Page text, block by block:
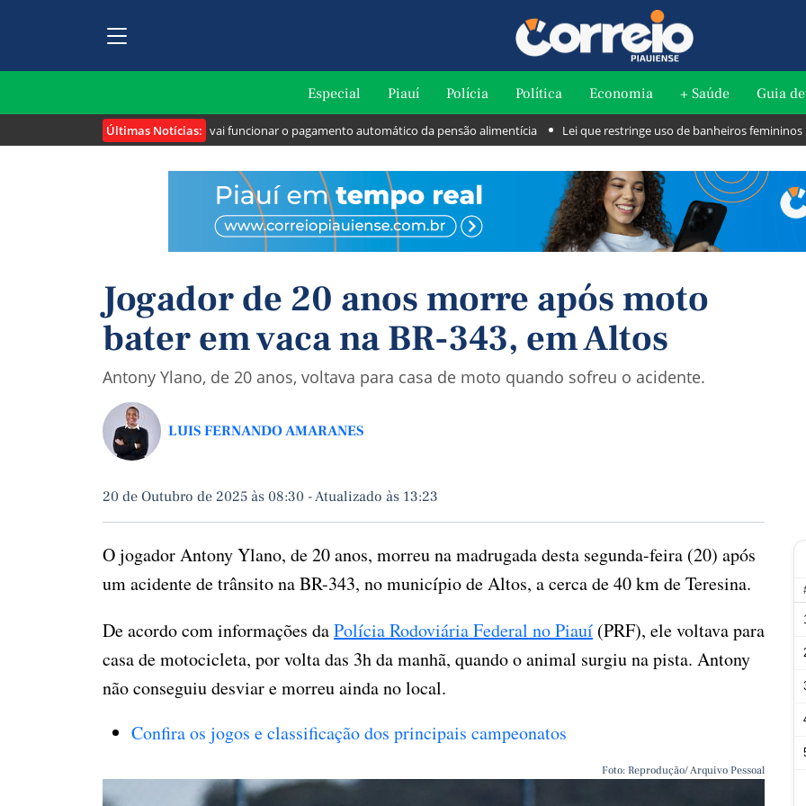
Especial Piauí Polícia Política Economia + Saúde Guia
Últimas Notícias:
cria o "Pix Pensão": veja como vai funcionar o pagamento automático da pensão alimentícia Lei que restringe uso de banheiros femininos por
Jogador de 20 anos morre após moto
bater em vaca na BR-343, em Altos
Antony Ylano, de 20 anos, voltava para casa de moto quando sofreu o acidente.
LUIS FERNANDO AMARANES
20 de Outubro de 2025 às 08:30 -Atualizado às 13:23
O jogador Antony Ylano, de 20 anos, morreu na madrugada desta segunda-feira (20) após
um acidente de trânsito na BR-343, no município de Altos, a cerca de 40 km de Teresina.
De acordo com informações daPolícia Rodoviária Federal no Piauí (PRF), ele voltava para
casa de motocicleta, por volta das 3h da manhã, quando o animal surgiu na pista. Antony
não conseguiu desviar e morreu ainda no local.
Confira os jogos e classificação dos principais campeonatos
Foto: Reprodução/ Arquivo Pessoal